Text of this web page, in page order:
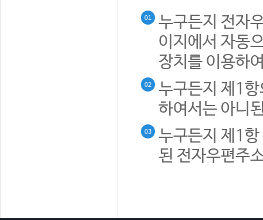
01
누구든지 전자
이지에서 자동
장치를 이용하
02
누구든지 제1
하여서는 아니
03
누구든지 제1
된 전자우편주